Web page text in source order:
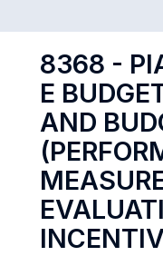
8368 -
E
AND